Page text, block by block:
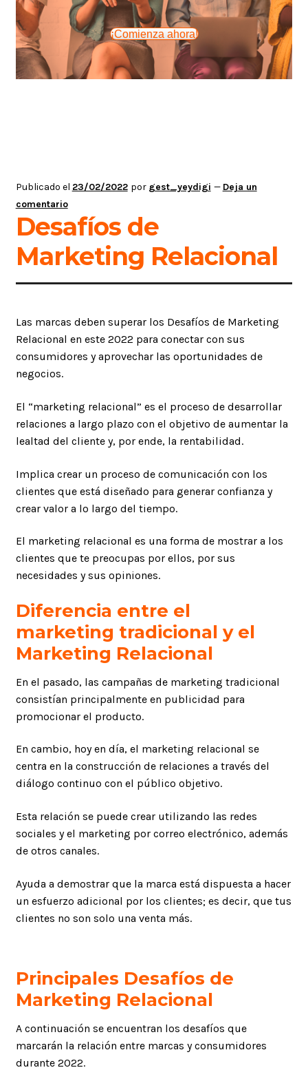
¡Comienza ahora!
Publicado el 23/02/2022 por gest_yeydigi — Deja un
comentario
Desafíos de
Marketing Relacional
Las marcas deben superar los Desafíos de Marketing
Relacional en este 2022 para conectar con sus
consumidores y aprovechar las oportunidades de
negocios.
El “marketing relacional” es el proceso de desarrollar
relaciones a largo plazo con el objetivo de aumentar la
lealtad del cliente y, por ende, la rentabilidad.
Implica crear un proceso de comunicación con los
clientes que está diseñado para generar confianza y
crear valor a lo largo del tiempo.
El marketing relacional es una forma de mostrar a los
clientes que te preocupas por ellos, por sus
necesidades y sus opiniones.
Diferencia entre el
marketing tradicional y el
Marketing Relacional
En el pasado, las campañas de marketing tradicional
consistían principalmente en publicidad para
promocionar el producto.
En cambio, hoy en día, el marketing relacional se
centra en la construcción de relaciones a través del
diálogo continuo con el público objetivo.
Esta relación se puede crear utilizando las redes
sociales y el marketing por correo electrónico, además
de otros canales.
Ayuda a demostrar que la marca está dispuesta a hacer
un esfuerzo adicional por los clientes; es decir, que tus
clientes no son solo una venta más.
Principales Desafíos de
Marketing Relacional
A continuación se encuentran los desafíos que
marcarán la relación entre marcas y consumidores
durante 2022.